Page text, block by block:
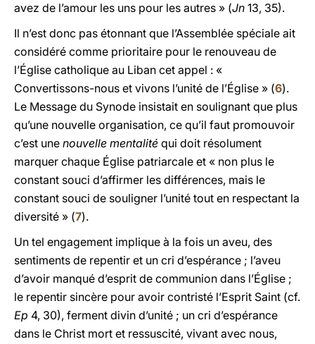
avez de l’amour les uns pour les autres » (Jn 13, 35).
Il n’est donc pas étonnant que l’Assemblée spéciale ait
considéré comme prioritaire pour le renouveau de
l’Église catholique au Liban cet appel : «
Convertissons-nous et vivons l’unité de l’Église » (6).
Le Message du Synode insistait en soulignant que plus
qu’une nouvelle organisation, ce qu’il faut promouvoir
c’est une nouvelle mentalité qui doit résolument
marquer chaque Église patriarcale et « non plus le
constant souci d’affirmer les différences, mais le
constant souci de souligner l’unité tout en respectant la
diversité » (7).
Un tel engagement implique à la fois un aveu, des
sentiments de repentir et un cri d’espérance ; l’aveu
d’avoir manqué d’esprit de communion dans l’Église ;
le repentir sincère pour avoir contristé l’Esprit Saint (cf.
Ep 4, 30), ferment divin d’unité ; un cri d’espérance
dans le Christ mort et ressuscité, vivant avec nous,